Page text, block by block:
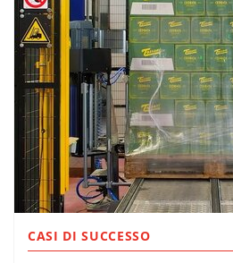
CASI DI SUCCESSO